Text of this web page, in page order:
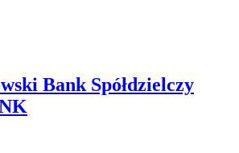
Bank Spółdzielczy